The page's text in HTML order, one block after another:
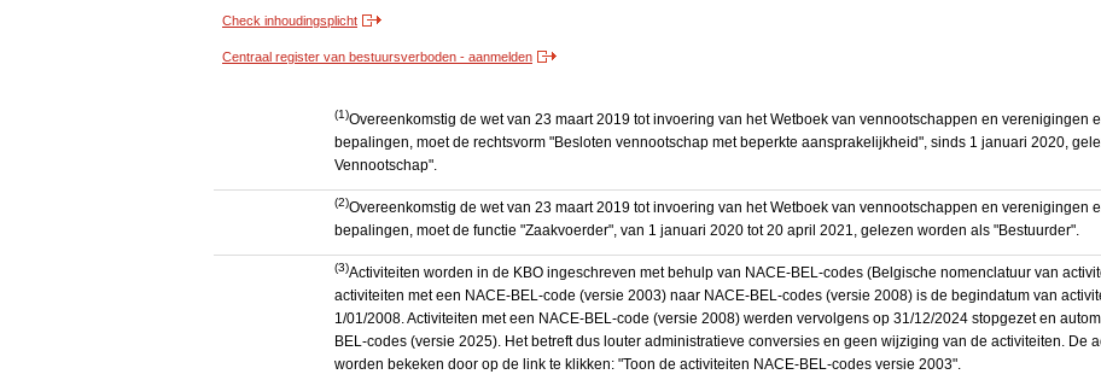
Check inhoudingsplicht
Centraal register van bestuursverboden - aanmelden
(1)Overeenkomstig de wet van 23 maart 2019 tot invoering van het Wetboek van vennootschappen en verenigingen
bepalingen, moet de rechtsvorm "Besloten vennootschap met beperkte aansprakelijkheid", sinds 1 januari 2020,
Vennootschap".
(2)Overeenkomstig de wet van 23 maart 2019 tot invoering van het Wetboek van vennootschappen en verenigingen
bepalingen, moet de functie "Zaakvoerder", van 1 januari 2020 tot 20 april 2021, gelezen worden als "Bestuurder".
(3)Activiteiten worden in de KBO ingeschreven met behulp van NACE-BEL-codes (Belgische nomenclatuur van
activiteiten met een NACE-BEL-code (versie 2003) naar NACE-BEL-codes (versie 2008) is de begindatum van
1/01/2008. Activiteiten met een NACE-BEL-code (versie 2008) werden vervolgens op 31/12/2024 stopgezet en
BEL-codes (versie 2025). Het betreft dus louter administratieve conversies en geen wijziging van de activiteiten. De
worden bekeken door op de link te klikken: "Toon de activiteiten NACE-BEL-codes versie 2003".